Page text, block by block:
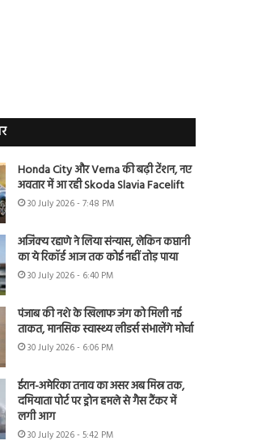
Honda City और Verna की बढ़ी टेंशन, नए
अवतार में आ रही Skoda Slavia Facelift
30 July 2026 - 7:48 PM
अजिंक्य रहाणे ने लिया संन्यास, लेकिन कप्तानी
का ये रिकॉर्ड आज तक कोई नहीं तोड़ पाया
30 July 2026 - 6:40 PM
पंजाब की नशे के खिलाफ जंग को मिली नई
ताकत, मानसिक स्वास्थ्य लीडर्स संभालेंगे मोर्चा
30 July 2026 - 6:06 PM
ईरान-अमेरिका तनाव का असर अब मिस्र तक,
दमियाता पोर्ट पर ड्रोन हमले से गैस टैंकर में
लगी आग
30 July 2026 - 5:42 PM